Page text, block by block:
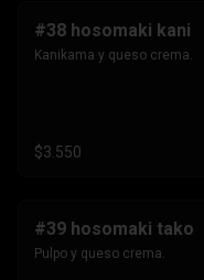
#38 hosomaki kani
Kanikama y queso crema.
$3.550
#39 hosomaki tako
Pulpo y queso crema.